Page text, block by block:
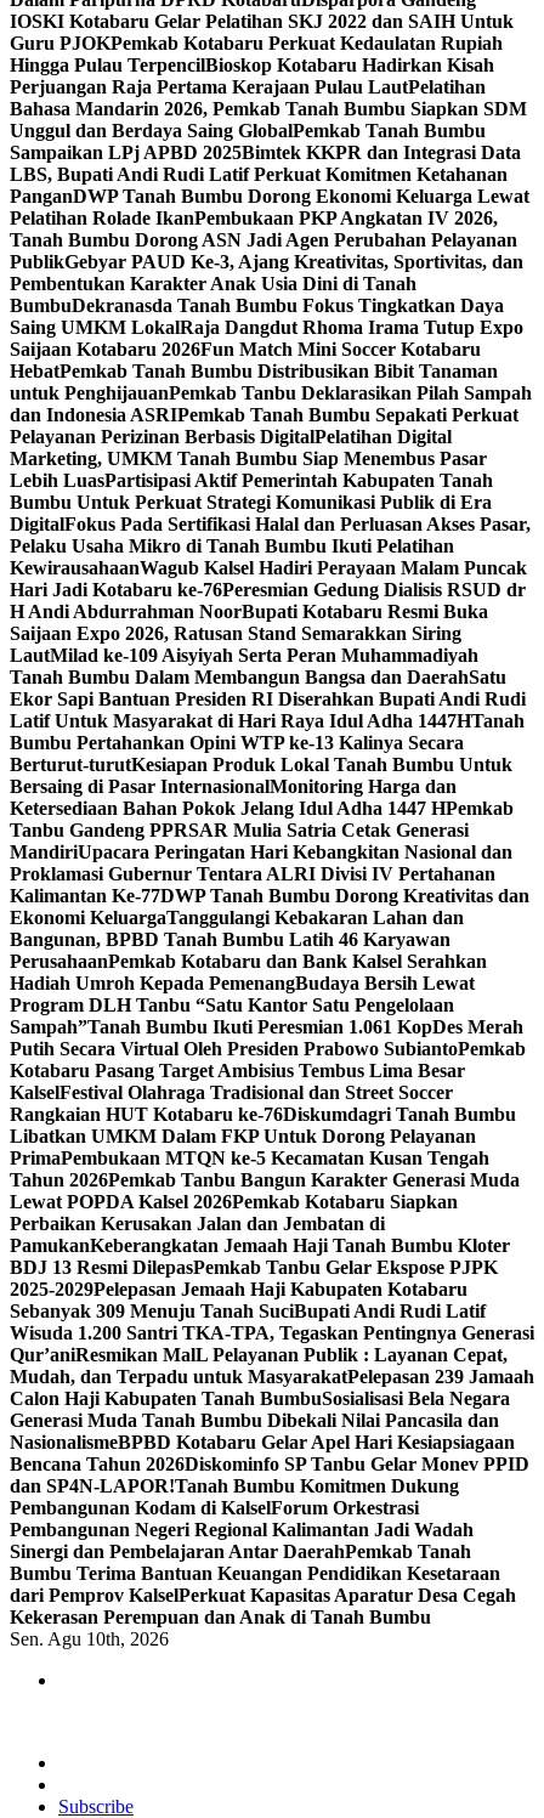
IOSKI Kotabaru Gelar Pelatihan SKJ 2022 dan SAIH Untuk
Guru PJOKPemkab Kotabaru Perkuat Kedaulatan Rupiah
Hingga Pulau TerpencilBioskop Kotabaru Hadirkan Kisah
Perjuangan Raja Pertama Kerajaan Pulau LautPelatihan
Bahasa Mandarin 2026, Pemkab Tanah Bumbu Siapkan SDM
Unggul dan Berdaya Saing GlobalPemkab Tanah Bumbu
Sampaikan LPj APBD 2025Bimtek KKPR dan Integrasi Data
LBS, Bupati Andi Rudi Latif Perkuat Komitmen Ketahanan
PanganDWP Tanah Bumbu Dorong Ekonomi Keluarga Lewat
Pelatihan Rolade IkanPembukaan PKP Angkatan IV 2026,
Tanah Bumbu Dorong ASN Jadi Agen Perubahan Pelayanan
PublikGebyar PAUD Ke-3, Ajang Kreativitas, Sportivitas, dan
Pembentukan Karakter Anak Usia Dini di Tanah
BumbuDekranasda Tanah Bumbu Fokus Tingkatkan Daya
Saing UMKM LokalRaja Dangdut Rhoma Irama Tutup Expo
Saijaan Kotabaru 2026Fun Match Mini Soccer Kotabaru
HebatPemkab Tanah Bumbu Distribusikan Bibit Tanaman
untuk PenghijauanPemkab Tanbu Deklarasikan Pilah Sampah
dan Indonesia ASRIPemkab Tanah Bumbu Sepakati Perkuat
Pelayanan Perizinan Berbasis DigitalPelatihan Digital
Marketing, UMKM Tanah Bumbu Siap Menembus Pasar
Lebih LuasPartisipasi Aktif Pemerintah Kabupaten Tanah
Bumbu Untuk Perkuat Strategi Komunikasi Publik di Era
DigitalFokus Pada Sertifikasi Halal dan Perluasan Akses Pasar,
Pelaku Usaha Mikro di Tanah Bumbu Ikuti Pelatihan
KewirausahaanWagub Kalsel Hadiri Perayaan Malam Puncak
Hari Jadi Kotabaru ke-76Peresmian Gedung Dialisis RSUD dr
H Andi Abdurrahman NoorBupati Kotabaru Resmi Buka
Saijaan Expo 2026, Ratusan Stand Semarakkan Siring
LautMilad ke-109 Aisyiyah Serta Peran Muhammadiyah
Tanah Bumbu Dalam Membangun Bangsa dan DaerahSatu
Ekor Sapi Bantuan Presiden RI Diserahkan Bupati Andi Rudi
Latif Untuk Masyarakat di Hari Raya Idul Adha 1447HTanah
Bumbu Pertahankan Opini WTP ke-13 Kalinya Secara
Berturut-turutKesiapan Produk Lokal Tanah Bumbu Untuk
Bersaing di Pasar InternasionalMonitoring Harga dan
Ketersediaan Bahan Pokok Jelang Idul Adha 1447 HPemkab
Tanbu Gandeng PPRSAR Mulia Satria Cetak Generasi
MandiriUpacara Peringatan Hari Kebangkitan Nasional dan
Proklamasi Gubernur Tentara ALRI Divisi IV Pertahanan
Kalimantan Ke-77DWP Tanah Bumbu Dorong Kreativitas dan
Ekonomi KeluargaTanggulangi Kebakaran Lahan dan
Bangunan, BPBD Tanah Bumbu Latih 46 Karyawan
PerusahaanPemkab Kotabaru dan Bank Kalsel Serahkan
Hadiah Umroh Kepada PemenangBudaya Bersih Lewat
Program DLH Tanbu “Satu Kantor Satu Pengelolaan
Sampah”Tanah Bumbu Ikuti Peresmian 1.061 KopDes Merah
Putih Secara Virtual Oleh Presiden Prabowo SubiantoPemkab
Kotabaru Pasang Target Ambisius Tembus Lima Besar
KalselFestival Olahraga Tradisional dan Street Soccer
Rangkaian HUT Kotabaru ke-76Diskumdagri Tanah Bumbu
Libatkan UMKM Dalam FKP Untuk Dorong Pelayanan
PrimaPembukaan MTQN ke-5 Kecamatan Kusan Tengah
Tahun 2026Pemkab Tanbu Bangun Karakter Generasi Muda
Lewat POPDA Kalsel 2026Pemkab Kotabaru Siapkan
Perbaikan Kerusakan Jalan dan Jembatan di
PamukanKeberangkatan Jemaah Haji Tanah Bumbu Kloter
BDJ 13 Resmi DilepasPemkab Tanbu Gelar Ekspose PJPK
2025-2029Pelepasan Jemaah Haji Kabupaten Kotabaru
Sebanyak 309 Menuju Tanah SuciBupati Andi Rudi Latif
Wisuda 1.200 Santri TKA-TPA, Tegaskan Pentingnya Generasi
Qur’aniResmikan MalL Pelayanan Publik : Layanan Cepat,
Mudah, dan Terpadu untuk MasyarakatPelepasan 239 Jamaah
Calon Haji Kabupaten Tanah BumbuSosialisasi Bela Negara
Generasi Muda Tanah Bumbu Dibekali Nilai Pancasila dan
NasionalismeBPBD Kotabaru Gelar Apel Hari Kesiapsiagaan
Bencana Tahun 2026Diskominfo SP Tanbu Gelar Monev PPID
dan SP4N-LAPOR!Tanah Bumbu Komitmen Dukung
Pembangunan Kodam di KalselForum Orkestrasi
Pembangunan Negeri Regional Kalimantan Jadi Wadah
Sinergi dan Pembelajaran Antar DaerahPemkab Tanah
Bumbu Terima Bantuan Keuangan Pendidikan Kesetaraan
dari Pemprov KalselPerkuat Kapasitas Aparatur Desa Cegah
Kekerasan Perempuan dan Anak di Tanah Bumbu
Sen. Agu 10th, 2026
Subscribe